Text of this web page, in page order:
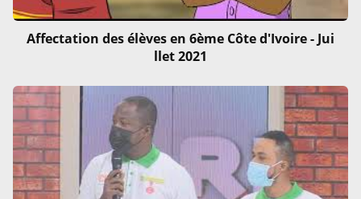
Affectation des élèves en 6ème Côte d'Ivoire - Jui
llet 2021